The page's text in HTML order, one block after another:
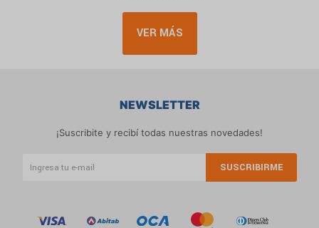
VER MÁS
NEWSLETTER
¡Suscribite y recibí todas nuestras novedades!
SUSCRIBIRME